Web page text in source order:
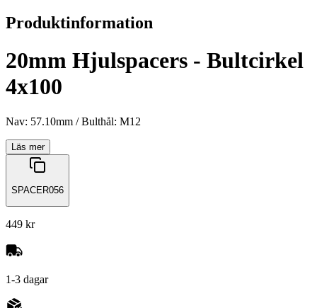
Produktinformation
20mm Hjulspacers - Bultcirkel
4x100
Nav: 57.10mm / Bulthål: M12
Läs mer
SPACER056
449 kr
1-3 dagar